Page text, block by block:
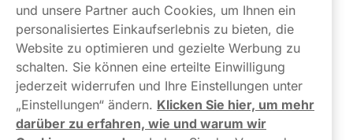
Über uns
und unsere Partner auch Cookies, um Ihnen ein
personalisiertes Einkaufserlebnis zu bieten, die
Website zu optimieren und gezielte Werbung zu
schalten. Sie können eine erteilte Einwilligung
jederzeit widerrufen und Ihre Einstellungen unter
„Einstellungen“ ändern. Klicken Sie hier, um mehr
darüber zu erfahren, wie und warum wir